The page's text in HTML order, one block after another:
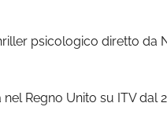
psicologico diretto da
Regno Unito su ITV dal